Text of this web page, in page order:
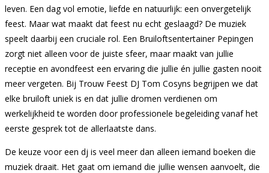
leven. Een dag vol emotie, liefde en natuurlijk: een onvergetelijk
feest. Maar wat maakt dat feest nu echt geslaagd? De muziek
speelt daarbij een cruciale rol. Een Bruiloftsentertainer Pepingen
zorgt niet alleen voor de juiste sfeer, maar maakt van jullie
receptie en avondfeest een ervaring die jullie én jullie gasten nooit
meer vergeten. Bij Trouw Feest DJ Tom Cosyns begrijpen we dat
elke bruiloft uniek is en dat jullie dromen verdienen om
werkelijkheid te worden door professionele begeleiding vanaf het
eerste gesprek tot de allerlaatste dans.
De keuze voor een dj is veel meer dan alleen iemand boeken die
muziek draait. Het gaat om iemand die jullie wensen aanvoelt, die